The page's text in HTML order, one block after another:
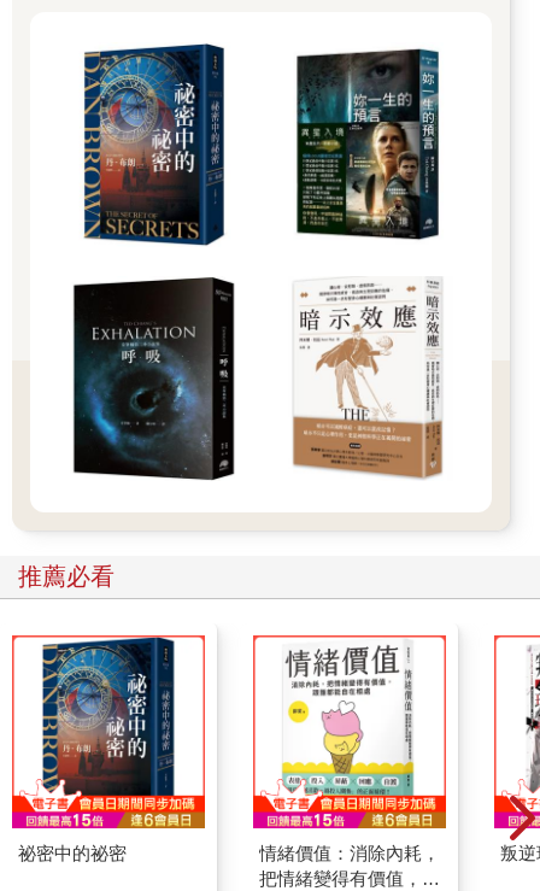
些細節，如何演化出來！如果我們不知道為什麼細胞如此運作，
那我們如何能夠期望自己了解疾病呢？就像如果我們不知道一個
社會的歷史變遷，就不可能理解這個社會一般；如果我們不知道
細胞如何演化出來，就不可能理解它的運作原理。而這還不只為
了實用的理由而重要，這也是關乎於人類的問題，關於為何我們
會出現的問題。到底是哪些科學定律，規範了宇宙、恆星、太
陽、地球，以及生命的誕生呢？同樣的定律，是否也統御了宇宙
其他地方的生命？外星人的生命形態，跟我們的一樣嗎？這些形
胞約三百五十年以後，我們卻仍然不知道，為何地球上的生命是
或許你沒注意到我們其實不知道答案，不過這不是你的錯。今天
教科書跟期刊上提供了各種資訊，但是絕大多數，都不是在研究
這類「童稚的」問題。而網路上，又充斥著各種雜亂無章的論
據，其中還混入程度不一的胡言亂語，讓我們暈頭轉向。不過，
不知道答案的原因，不僅僅只是因為資訊過多的緣故，事實上，
個大黑洞。大部分的科學家，都忙於研究其他的問題。他們研究
物；相較之下，只有很少數的人在研究微生物，而只有更少的
人，才在研究細胞的早期演化。這其中還要擔心創生論者與「智
能設計論者」的攪局：承認我們其實無法回答所有問題，很可能
會幫否定論者，也就是那些全盤否認我們對於演化論，有任何扎
實知識的人，開了一扇大門。事實上，我們對演化論的知識，當
然非常扎實，而且我們知道非常多。關於生命起源以及早期細胞
的演化，所做的假設，除了必須要能解釋一籮筐的現象、要局限
於現有知識的框架下，同時還要能預測意料之外、但是可以透過
實證來驗證的交互作用。我們對於天擇所知甚詳，對於某些會改
變基因體的隨機意外，也了解不少。這些現象都跟細胞的演化相
吻合。但是，也正是這些現象，造成我們的疑問：為什麼生命的
演化，是循著這樣一條軌跡呢？
推薦必看
祕密中的祕密
情緒價值：消除內耗，
把情緒變得有價值，跟
叛逆